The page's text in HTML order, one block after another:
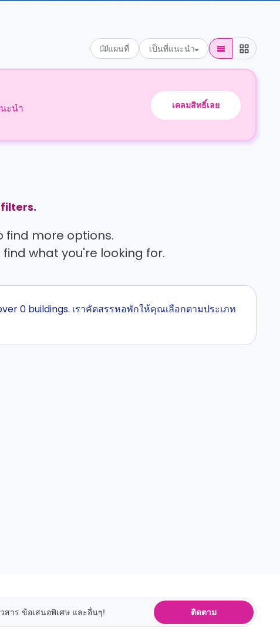
แผนที่ เป็นที่แนะนำ
ะนำ
เคลมสิทธิ์เลย
find more options.
what you're looking for.
0 buildings. เราคัดสรรหอพักให้คุณเลือกตามประเภท
ติดตาม